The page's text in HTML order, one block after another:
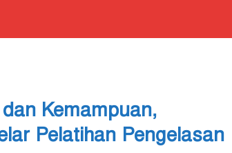
Kemampuan,
Pelatihan Pengelasan